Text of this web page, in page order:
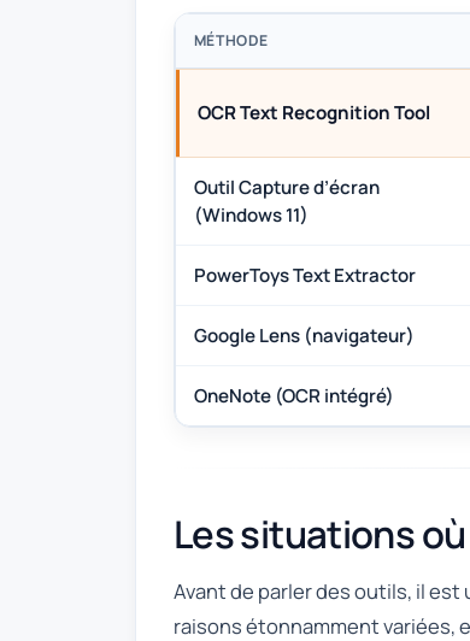
MÉTHODE
OCR Text Recognition Tool
Outil Capture d’écran
(Windows 11)
PowerToys Text Extractor
Google Lens (navigateur)
OneNote (OCR intégré)
Les situations
Avant de parler des outils, il
raisons étonnamment variées,